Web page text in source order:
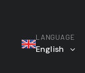
LANGUAGE
English